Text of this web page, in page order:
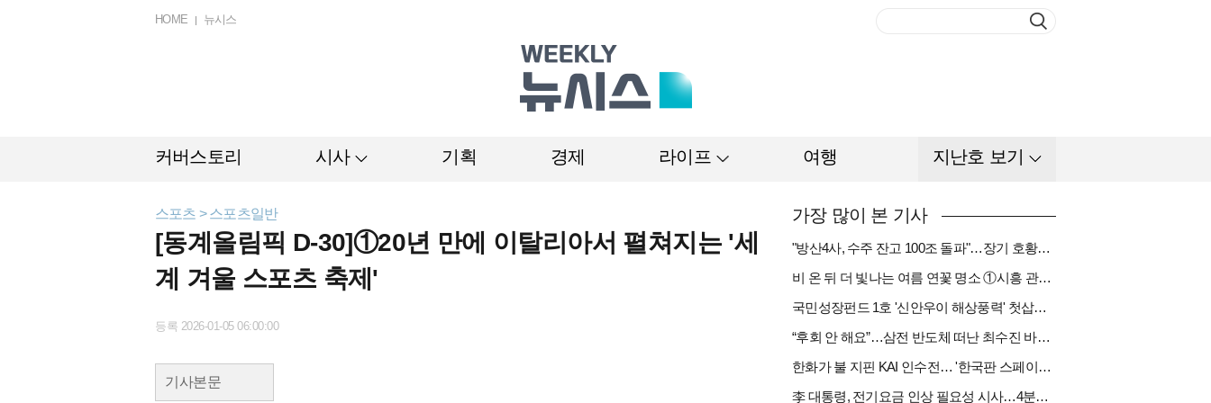
HOME 뉴시스
커버스토리 시사 기획 경제 라이프 여행 지난호 보기
스포츠 > 스포츠일반
[동계올림픽 D-30]①20년 만에 이탈리아서 펼쳐지는 '세
계 겨울 스포츠 축제'
등록 2026-01-05 06:00:00
기사본문
가장 많이 본 기사
"방산4사, 수주 잔고 100조 돌파"…장기 호황기 들어섰다[다시 나는 K방산①]
비 온 뒤 더 빛나는 여름 연꽃 명소 ①시흥 관곡지
국민성장펀드 1호 '신안우이 해상풍력' 첫삽…바람소득 시동[하반기 에너지②]
“후회 안 해요”…삼전 반도체 떠난 최수진 바텐더의 ‘피어오름’[피플]
한화가 불 지핀 KAI 인수전… '한국판 스페이스X' 탄생 촉각[다시 나는 K방산③]
李 대통령, 전기요금 인상 필요성 시사…4분기엔 오를까